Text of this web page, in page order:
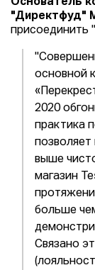
"Директфуд"
присоединить
основной
2020
практика
выше
магазин
больше
Связано